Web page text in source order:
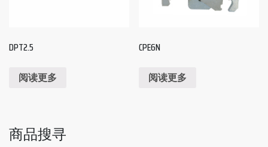
DPT2.5
阅读更多
CPE6N
阅读更多
商品搜寻